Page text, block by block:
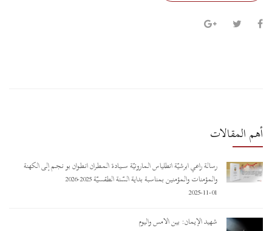
أهم المقالات
رسالة راعي أبرشيّة أنطلياس المارونيّة ســـيـادة المـطـران أنـطـوان بو نـجـم إلى الكهنة
والمؤمنات والمؤمنين بمناسبة بداية السّنة الطقسيّة 2025-2026
2025-11-01
شهيد الإيمان: بين الأمس واليوم